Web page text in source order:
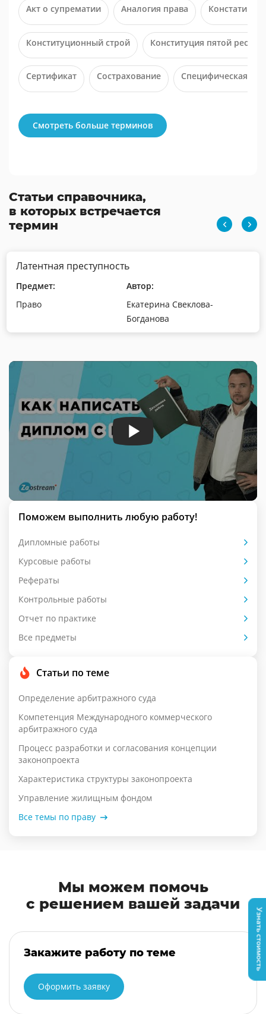
Акт о супрематии Аналогия права
Конституционный строй Конституция пятой
Сертификат Сострахование Специфическая
Смотреть больше терминов
Статьи справочника,
в которых встречается
термин
Латентная преступность
Предмет:
Право
Автор:
Екатерина Свеклова-
Богданова
Поможем выполнить любую работу!
Дипломные работы
Курсовые работы
Рефераты
Контрольные работы
Отчет по практике
Все предметы
Статьи по теме
Определение арбитражного суда
Компетенция Международного коммерческого
арбитражного суда
Процесс разработки и согласования концепции
законопроекта
Характеристика структуры законопроекта
Управление жилищным фондом
Все темы по праву
Мы можем помочь
с решением вашей задачи
Закажите работу по теме
Оформить заявку
Узнать стоимость